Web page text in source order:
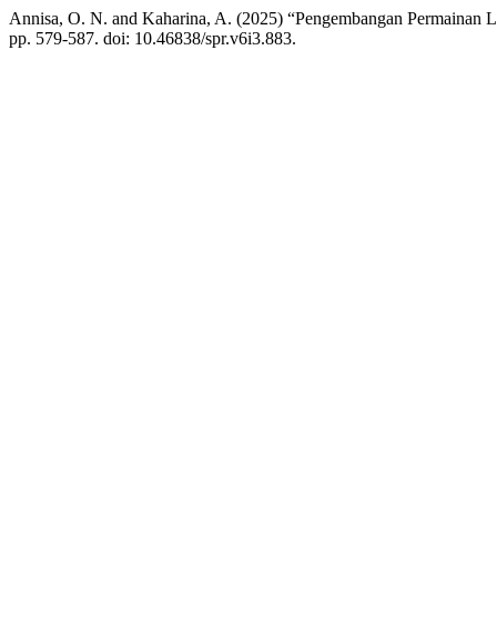
Annisa, O. N. and Kaharina, A. (2025) “Pengembangan Permainan
pp. 579-587. doi: 10.46838/spr.v6i3.883.